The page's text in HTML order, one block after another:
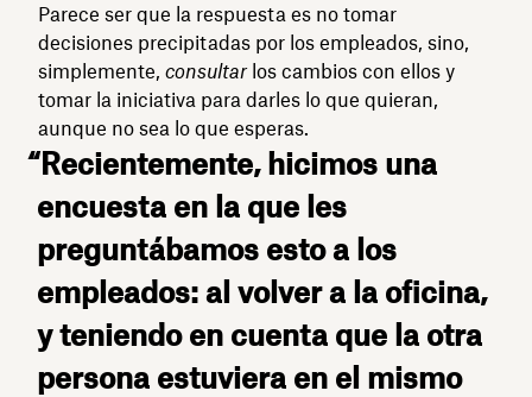
Parece ser que la respuesta es no tomar
decisiones precipitadas por los empleados, sino,
simplemente, consultar los cambios con ellos y
tomar la iniciativa para darles lo que quieran,
aunque no sea lo que esperas.
“Recientemente, hicimos una
encuesta en la que les
preguntábamos esto a los
empleados: al volver a la oficina,
y teniendo en cuenta que la otra
persona estuviera en el mismo